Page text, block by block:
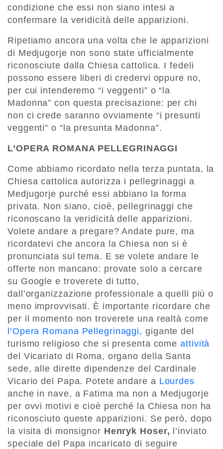
condizione che essi non siano intesi a
confermare la veridicità delle apparizioni.
Ripetiamo ancora una volta che le apparizioni
di Medjugorje non sono state ufficialmente
riconosciute dalla Chiesa cattolica. I fedeli
possono essere liberi di credervi oppure no,
per cui intenderemo “i veggenti” o “la
Madonna” con questa precisazione: per chi
non ci crede saranno ovviamente “i presunti
veggenti” o “la presunta Madonna”.
L’OPERA ROMANA PELLEGRINAGGI
Come abbiamo ricordato nella terza puntata, la
Chiesa cattolica autorizza i pellegrinaggi a
Medjugorje purché essi abbiano la forma
privata. Non siano, cioè, pellegrinaggi che
riconoscano la veridicità delle apparizioni.
Volete andare a pregare? Andate pure, ma
ricordatevi che ancora la Chiesa non si è
pronunciata sul tema. E se volete andare le
offerte non mancano: provate solo a cercare
su Google e troverete di tutto,
dall’organizzazione professionale a quelli più o
meno improvvisati. È importante ricordare che
per il momento non troverete una realtà come
l’Opera Romana Pellegrinaggi, gigante del
turismo religioso che si presenta comeattività
del Vicariato di Roma, organo della Santa
sede, alle dirette dipendenze del Cardinale
Vicario del Papa. Potete andare a Lourdes
anche in nave, a Fatima ma non a Medjugorje
per ovvi motivi e cioè perché la Chiesa non ha
riconosciuto queste apparizioni. Se però, dopo
la visita di monsignor Henryk Hoser, l’inviato
speciale del Papa incaricato di seguire